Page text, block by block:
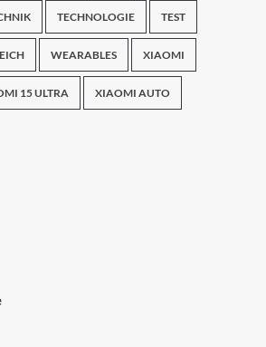
TECHNOLOGIE TEST
WEARABLES XIAOMI
15 ULTRA XIAOMI AUTO